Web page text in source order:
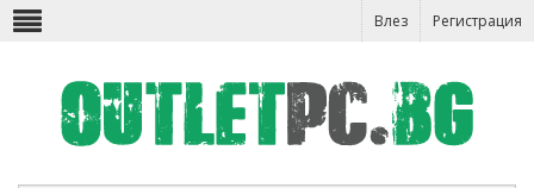
Влез Регистрация